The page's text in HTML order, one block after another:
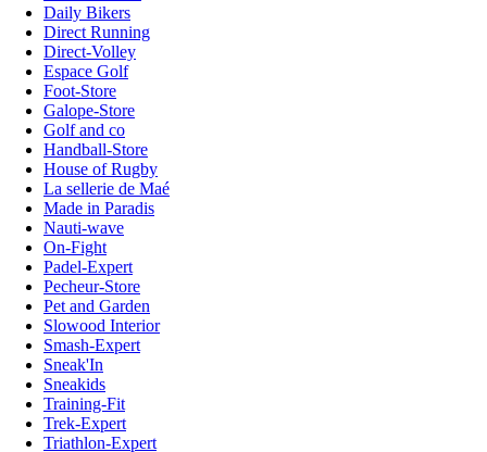
Daily Bikers
Direct Running
Direct-Volley
Espace Golf
Foot-Store
Galope-Store
Golf and co
Handball-Store
House of Rugby
La sellerie de Maé
Made in Paradis
Nauti-wave
On-Fight
Padel-Expert
Pecheur-Store
Pet and Garden
Slowood Interior
Smash-Expert
Sneak'In
Sneakids
Training-Fit
Trek-Expert
Triathlon-Expert